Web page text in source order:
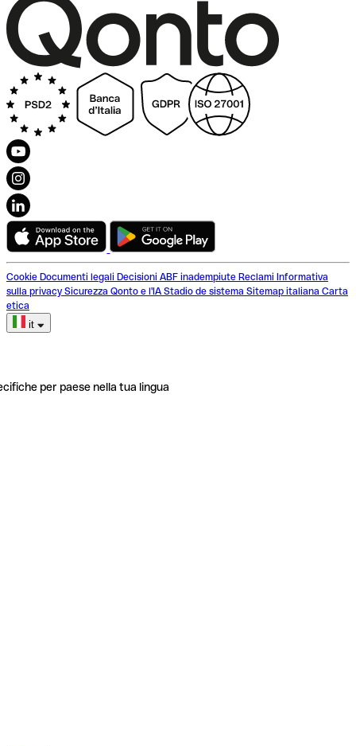
Cookie Documenti legali Decisioni ABF inadempiute Reclami Informativa
sulla privacy Sicurezza Qonto e l'IA Stadio de sistema Sitemap italiana Carta
etica
it
per paese nella tua lingua